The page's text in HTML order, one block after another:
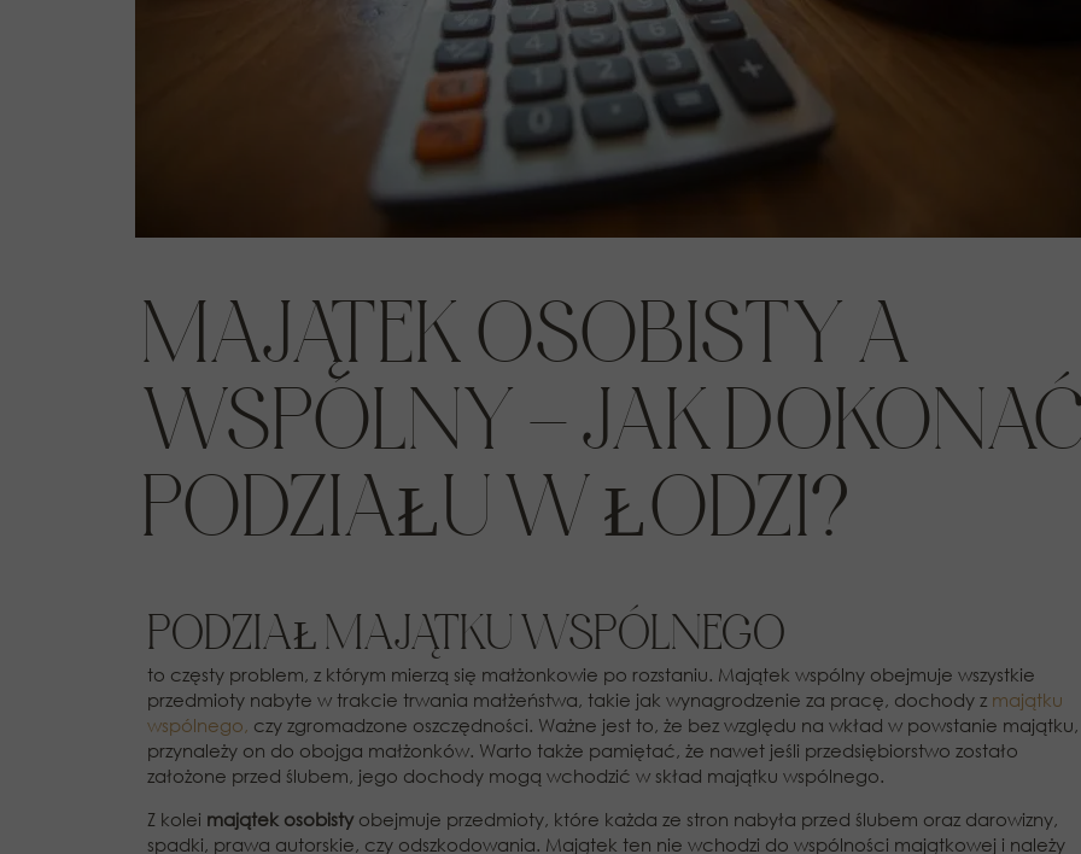
MAJĄTEK OSOBISTY A
WSPÓLNY – JAK
PODZIAŁU W ŁODZI?
PODZIAŁ MAJĄTKU WSPÓLNEGO
to częsty problem, z którym mierzą się małżonkowie po rozstaniu. Majątek wspólny obejmuje wszystkie
przedmioty nabyte w trakcie trwania małżeństwa, takie jak wynagrodzenie za pracę, dochody z majątku
wspólnego, czy zgromadzone oszczędności. Ważne jest to, że bez względu na wkład w powstanie majątku,
przynależy on do obojga małżonków. Warto także pamiętać, że nawet jeśli przedsiębiorstwo zostało
założone przed ślubem, jego dochody mogą wchodzić w skład majątku wspólnego.
Z kolei majątek osobisty obejmuje przedmioty, które każda ze stron nabyła przed ślubem oraz darowizny,
spadki, prawa autorskie, czy odszkodowania. Majątek ten nie wchodzi do wspólności majątkowej i należy